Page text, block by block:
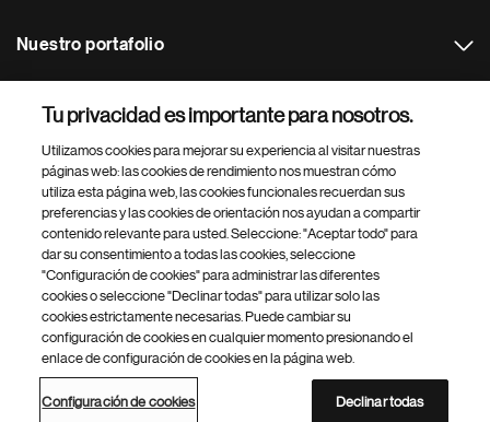
Nuestro portafolio
Footer Site Search
inferior
del
© 2026 Novartis AG
Política de privacidad Términos de uso
Accesibilidad
Configuración de cookies
Mapa del sitio
Tu privacidad es importante para nosotros.
Utilizamos cookies para mejorar su experiencia al visitar nuestras
páginas web: las cookies de rendimiento nos muestran cómo
utiliza esta página web, las cookies funcionales recuerdan sus
preferencias y las cookies de orientación nos ayudan a compartir
contenido relevante para usted. Seleccione: "Aceptar todo" para
dar su consentimiento a todas las cookies, seleccione
"Configuración de cookies" para administrar las diferentes
cookies o seleccione "Declinar todas" para utilizar solo las
cookies estrictamente necesarias. Puede cambiar su
configuración de cookies en cualquier momento presionando el
enlace de configuración de cookies en la página web.
Configuración de cookies Declinar todas